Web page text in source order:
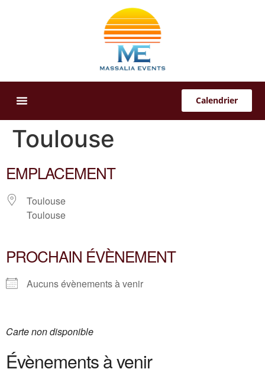
Calendrier
Toulouse
EMPLACEMENT
Toulouse
Toulouse
PROCHAIN ÉVÈNEMENT
Aucuns évènements à venir
Carte non disponible
Évènements à venir